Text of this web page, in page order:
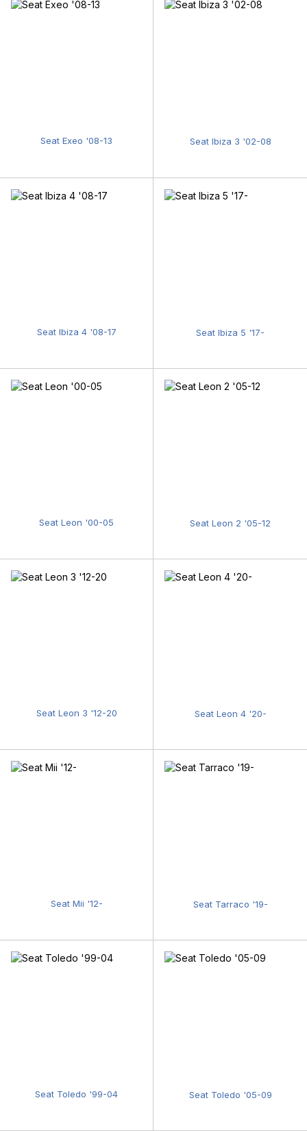
Seat Exeo '08-13 Seat Ibiza 3 '02-08
Seat Ibiza 4 '08-17 Seat Ibiza 5 '17-
Seat Leon '00-05 Seat Leon 2 '05-12
Seat Leon 3 '12-20 Seat Leon 4 '20-
Seat Mii '12- Seat Tarraco '19-
Seat Toledo '99-04 Seat Toledo '05-09